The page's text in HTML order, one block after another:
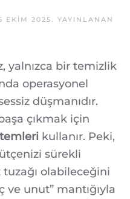
EKIM 2025. YAYINLANAN
yalnızca bir temizlik
operasyonel
düşmanıdır.
çıkmak için
kullanır. Peki,
sürekli
olabileceğini
ve unut” mantığıyla